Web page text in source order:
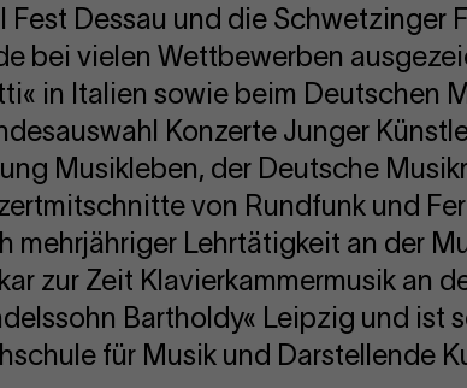
Fest Dessau und die Schwetzinger
bei vielen Wettbewerben
in Italien sowie beim Deutschen
Konzerte Junger
Musikleben, der Deutsche
von Rundfunk und
mehrjähriger Lehrtätigkeit an der
zur Zeit Klavierkammermusik an
Bartholdy« Leipzig und ist
für Musik und Darstellende